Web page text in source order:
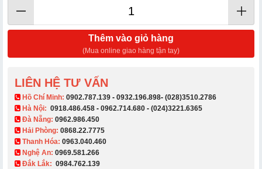
Thêm vào giỏ hàng
(Mua online giao hàng tận tay)
LIÊN HỆ TƯ VẤN
​ Hồ Chí Minh: 0902.787.139 - 0932.196.898- (028)3510.2786
Hà Nội: 0918.486.458 - 0962.714.680 - (024)3221.6365
Đà Nẵng: 0962.986.450
Hải Phòng: 0868.22.7775
Thanh Hóa: 0963.040.460
Nghệ An: 0969.581.266
Đắk Lắk: 0984.762.139